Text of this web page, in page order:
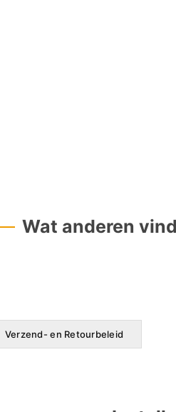
Wat anderen
Verzend- en Retourbeleid